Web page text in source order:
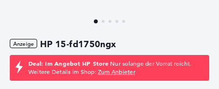
HP 15-fd1750ngx
Deal: Im Angebot HP Store Nur solange der Vorrat reicht.
Weitere Details im Shop:Zum Anbieter